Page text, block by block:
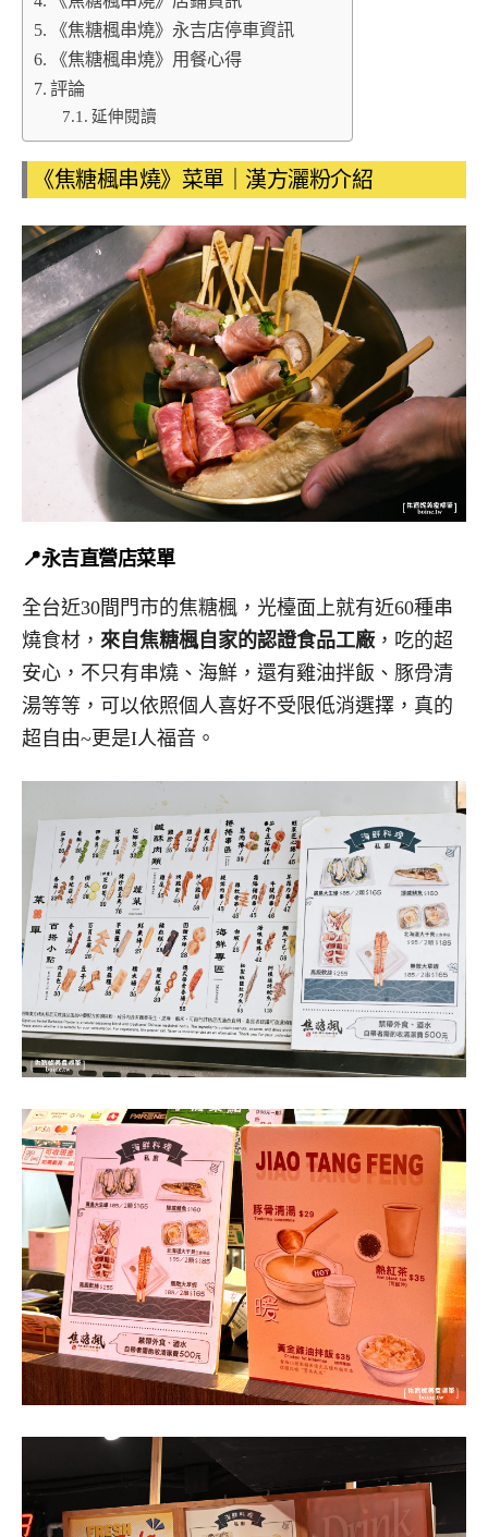
《焦糖楓串燒》永吉店停車資訊
《焦糖楓串燒》用餐心得
評論
延伸閱讀
《焦糖楓串燒》菜單｜漢方灑粉介紹
📍永吉直營店菜單
全台近30間門市的焦糖楓，光檯面上就有近60種串
燒食材， 來自焦糖楓自家的認證食品工廠，吃的超
安心， 不只有串燒、海鮮，還有雞油拌飯、豚骨清
湯等等，可以依照個人喜好不受限低消選擇，真的
超自由~更是I人福音。